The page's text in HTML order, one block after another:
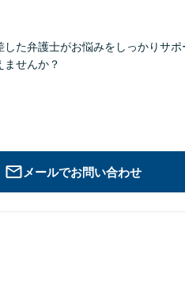
た弁護士がお悩みをしっかりサ
せんか？
メールでお問い合わせ